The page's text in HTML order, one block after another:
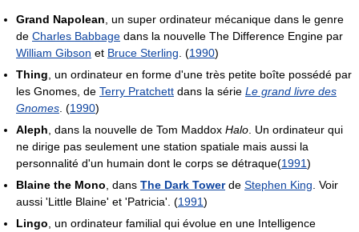
Grand Napolean , un super ordinateur mécanique dans le genre
de Charles Babbage dans la nouvelle The Difference Engine par
William Gibson et Bruce Sterling . (1990)
Thing , un ordinateur en forme d'une très petite boîte possédé par
les Gnomes, de Terry Pratchett dans la série Le grand livre des
Gnomes . (1990)
Aleph , dans la nouvelle de Tom Maddox Halo . Un ordinateur qui
ne dirige pas seulement une station spatiale mais aussi la
personnalité d'un humain dont le corps se détraque(1991)
Blaine the Mono , dans The Dark Towerde Stephen King . Voir
aussi 'Little Blaine' et 'Patricia'. (1991)
Lingo , un ordinateur familial qui évolue en une Intelligence